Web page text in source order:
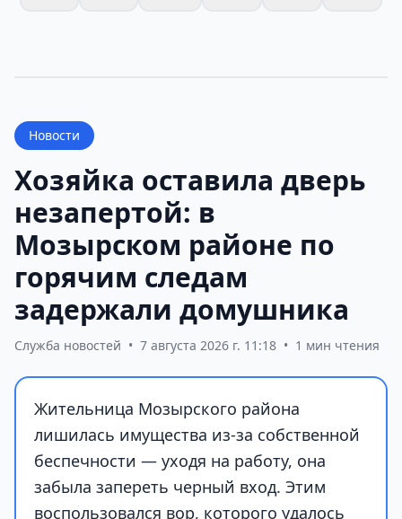
Новости
Хозяйка оставила дверь
незапертой: в
Мозырском районе по
горячим следам
задержали домушника
Служба новостей • 7 августа 2026 г. 11:18 • 1 мин чтения
Жительница Мозырского района
лишилась имущества из-за собственной
беспечности — уходя на работу, она
забыла запереть черный вход. Этим
воспользовался вор, которого удалось